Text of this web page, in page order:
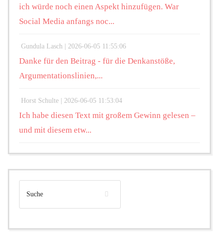
ich würde noch einen Aspekt hinzufügen. War
Social Media anfangs noc...
Gundula Lasch | 2026-06-05 11:55:06
Danke für den Beitrag - für die Denkanstöße,
Argumentationslinien,...
Horst Schulte | 2026-06-05 11:53:04
Ich habe diesen Text mit großem Gewinn gelesen –
und mit diesem etw...